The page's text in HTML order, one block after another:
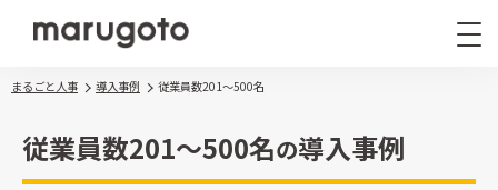
まるごと人事 導入事例 従業員数201〜500名
従業員数201〜500名の導入事例